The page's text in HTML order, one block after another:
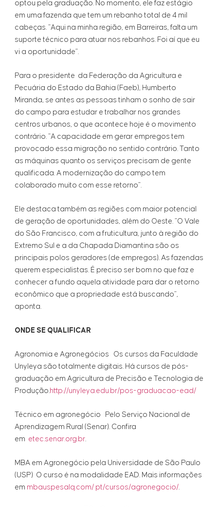
optou pela graduação. No momento, ele faz estágio
em uma fazenda que tem um rebanho total de 4 mil
cabeças. “Aqui na minha região, em Barreiras, falta um
suporte técnico para atuar nos rebanhos. Foi aí que eu
vi a oportunidade”.
Para o presidente da Federação da Agricultura e
Pecuária do Estado da Bahia (Faeb), Humberto
Miranda, se antes as pessoas tinham o sonho de sair
do campo para estudar e trabalhar nos grandes
centros urbanos, o que acontece hoje é o movimento
contrário. “A capacidade em gerar empregos tem
provocado essa migração no sentido contrário. Tanto
as máquinas quanto os serviços precisam de gente
qualificada. A modernização do campo tem
colaborado muito com esse retorno”.
Ele destaca também as regiões com maior potencial
de geração de oportunidades, além do Oeste. “O Vale
do São Francisco, com a fruticultura, junto à região do
Extremo Sul e a da Chapada Diamantina são os
principais polos geradores (de empregos). As fazendas
querem especialistas. É preciso ser bom no que faz e
conhecer a fundo aquela atividade para dar o retorno
econômico que a propriedade está buscando”,
aponta.
ONDE SE QUALIFICAR
Agronomia e Agronegócios Os cursos da Faculdade
Unyleya são totalmente digitais. Há cursos de pós-
graduação em Agricultura de Precisão e Tecnologia de
Produção.http://unyleya.edu.br/pos-graduacao-ead/
Técnico em agronegócio Pelo Serviço Nacional de
Aprendizagem Rural (Senar). Confira
em etec.senar.org.br.
MBA em Agronegócio pela Universidade de São Paulo
(USP) O curso é na modalidade EAD. Mais informações
em mbauspesalq.com/ pt/cursos/agronegocio/.